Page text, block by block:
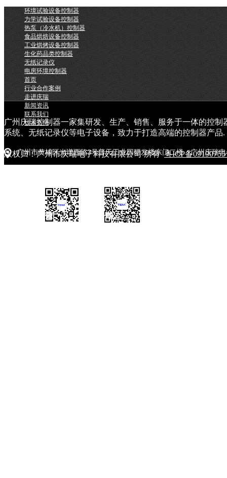
环境试验设备控制器
力学试验设备控制器
热泵（冷水机）控制器
食品烘焙设备控制器
工业烘烤设备控制器
生化药品类控制器
无纸记录仪
电房环境控制器
首页
行业合作案例
走进庆瑞
新闻资讯
联系我们
技术支持
广州市黄埔区光谱西路3号普天工业园研发楼东门二楼（广州庆瑞
广州庆瑞控制器一家集研发、生产、销售、服务于一体的控
系统、无纸记录仪等电子设备，致力于打造高端的控制器产品.
版权归：广州市庆瑞电子科技有限公司 所有粤ICP备